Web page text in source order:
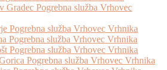
Gradec Pogrebna služba Vrhovec
Pogrebna služba Vrhovec Vrhnika
Pogrebna služba Vrhovec Vrhnika
Pogrebna služba Vrhovec Vrhnika
Pogrebna služba Vrhovec Vrhnika